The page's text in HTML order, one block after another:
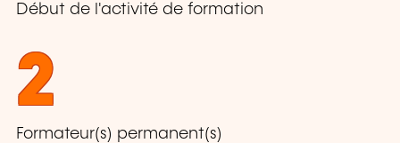
Début de l'activité de formation
2
Formateur(s) permanent(s)